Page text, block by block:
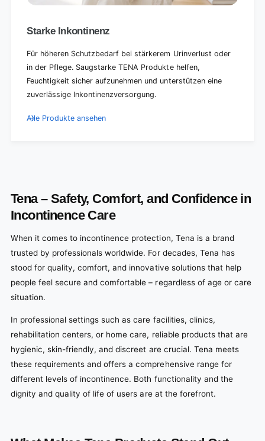
Starke Inkontinenz
Für höheren Schutzbedarf bei stärkerem Urinverlust oder
in der Pflege. Saugstarke TENA Produkte helfen,
Feuchtigkeit sicher aufzunehmen und unterstützen eine
zuverlässige Inkontinenzversorgung.
Alle Produkte ansehen
Tena – Safety, Comfort, and Confidence in
Incontinence Care
When it comes to incontinence protection, Tena is a brand
trusted by professionals worldwide. For decades, Tena has
stood for quality, comfort, and innovative solutions that help
people feel secure and comfortable – regardless of age or care
situation.
In professional settings such as care facilities, clinics,
rehabilitation centers, or home care, reliable products that are
hygienic, skin-friendly, and discreet are crucial. Tena meets
these requirements and offers a comprehensive range for
different levels of incontinence. Both functionality and the
dignity and quality of life of users are at the forefront.